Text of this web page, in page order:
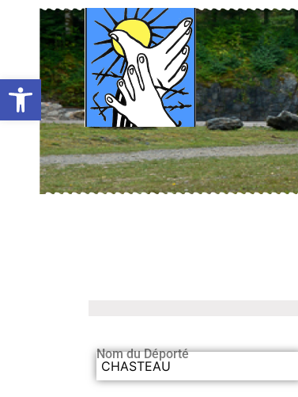
Ouvrir la barre d’outils
Nom du Déporté
CHASTEAU